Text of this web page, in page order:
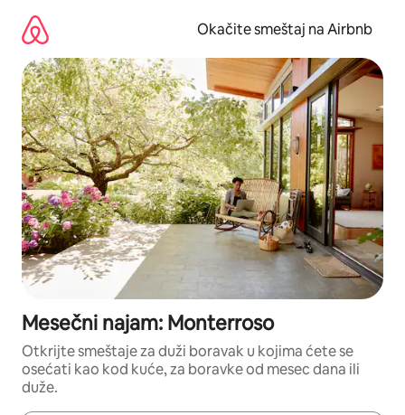
sadržaj
Okačite smeštaj na Airbnb
Mesečni najam: Monterroso
Otkrijte smeštaje za duži boravak u kojima ćete se
osećati kao kod kuće, za boravke od mesec dana ili
duže.